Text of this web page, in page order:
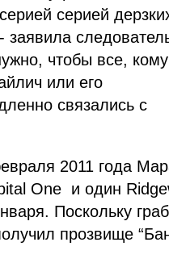
серией
заявила
чтобы все, кому
или его
связались с
2011 года
One и один
Поскольку
прозвище